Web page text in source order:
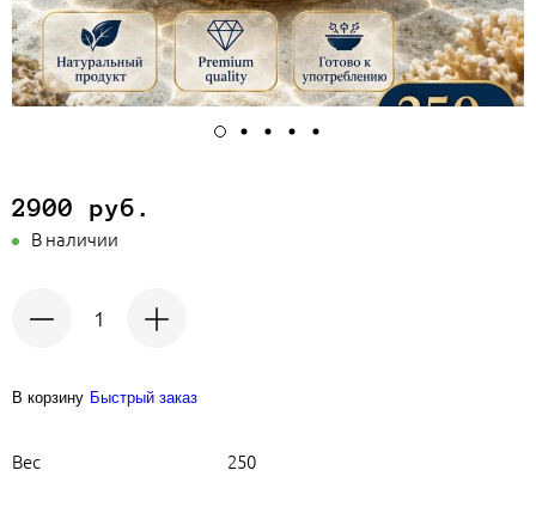
2900 руб.
В наличии
В корзину Быстрый заказ
Вес 250